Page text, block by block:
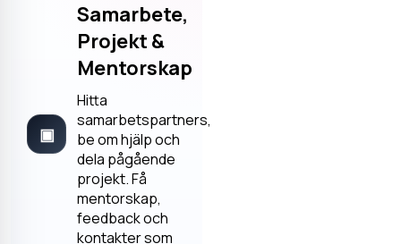
▣
Samarbete,
Projekt &
Mentorskap
Hitta
samarbetspartners,
be om hjälp och
dela pågående
projekt. Få
mentorskap,
feedback och
kontakter som